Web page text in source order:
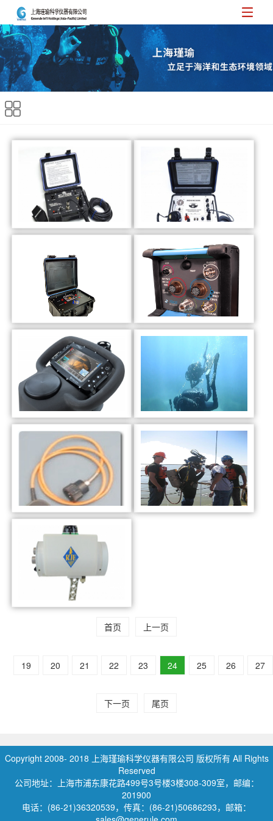
SP-100D2，2通道 STX-101，4通道水
STI-350水下声波接收 BRIZO波浪传感器
潜水员导航定位系统 潜水员导航声呐系统
UDR水下潜水员接收器
首页 上一页
19 20 21 22 23 24 25 26 27
下一页 尾页
Copyright 2008- 2018 上海瑾瑜科学仪器有限公司 版权所有 All Rights
Reserved
公司地址：上海市浦东康花路499号3号楼3楼308-309室，邮编：
201900
电话：(86-21)36320539，传真：(86-21)50686293，邮箱：